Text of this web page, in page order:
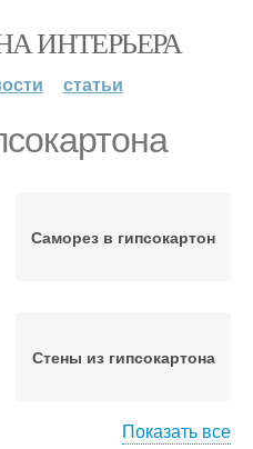
ИНТЕРЬЕРА
статьи
Саморез в гипсокартон
Стены из гипсокартона
Показать все